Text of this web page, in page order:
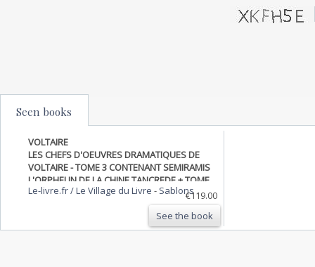
Seen books
VOLTAIRE
LES CHEFS D'OEUVRES DRAMATIQUES DE
VOLTAIRE - TOME 3 CONTENANT SEMIRAMIS
L'ORPHELIN DE LA CHINE TANCREDE + TOME
4 CONTENANT L'ENFANT PRODIGUE NANINE
L'ECOSSAISE - 2 TOMES EN UN VOLUME.
Le-livre.fr / Le Village du Livre - Sablons€119.00
See the book